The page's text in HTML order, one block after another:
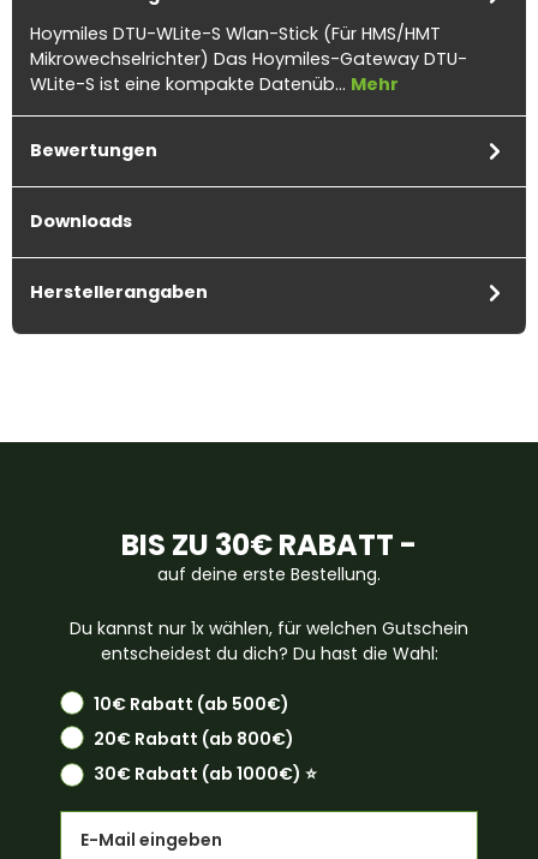
Hoymiles DTU-WLite-S Wlan-Stick (Für HMS/HMT
Mikrowechselrichter) Das Hoymiles-Gateway DTU-
WLite-S ist eine kompakte Datenüb… Mehr
Bewertungen
Downloads
Herstellerangaben
BIS ZU 30€ RABATT -
auf deine erste Bestellung.
Du kannst nur 1x wählen, für welchen Gutschein
entscheidest du dich? Du hast die Wahl:
10€ Rabatt (ab 500€)
20€ Rabatt (ab 800€)
30€ Rabatt (ab 1000€) ⭐️